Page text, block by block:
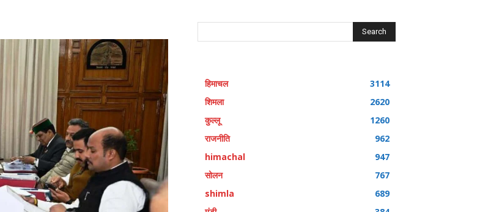
Search
हिमाचल
3114
शिमला
2620
कुल्लू
1260
राजनीति
962
himachal
947
सोलन
767
shimla
689